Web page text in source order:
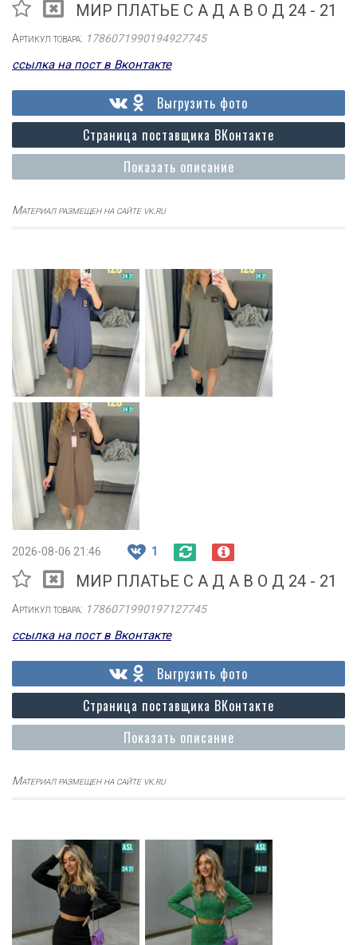
МИР ПЛАТЬЕ С А Д А В О Д 24 - 21
Артикул товара: 1786071990194927745
ссылка на пост в Вконтакте
Показать описание
Страница поставщика ВКонтакте
Выгрузить фото
Материал размещен на сайте vk.ru
2026-08-06 21:46 1
МИР ПЛАТЬЕ С А Д А В О Д 24 - 21
Артикул товара: 1786071990197127745
ссылка на пост в Вконтакте
Показать описание
Страница поставщика ВКонтакте
Выгрузить фото
Материал размещен на сайте vk.ru